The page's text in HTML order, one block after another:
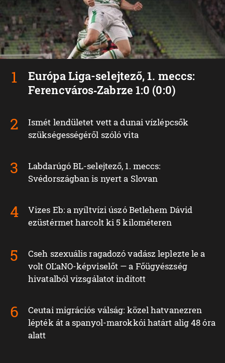
Európa Liga-selejtező, 1. meccs:
Ferencváros‑Zabrze 1:0 (0:0)
Ismét lendületet vett a dunai vízlépcsők
szükségességéről szóló vita
Labdarúgó BL-selejtező, 1. meccs:
Svédországban is nyert a Slovan
Vizes Eb: a nyíltvízi úszó Betlehem Dávid
ezüstérmet harcolt ki 5 kilométeren
Cseh szexuális ragadozó vadász leplezte le a
volt OĽaNO-képviselőt — a Főügyészség
hivatalból vizsgálatot indított
Ceutai migrációs válság: közel hatvanezren
lépték át a spanyol-marokkói határt alig 48 óra
alatt